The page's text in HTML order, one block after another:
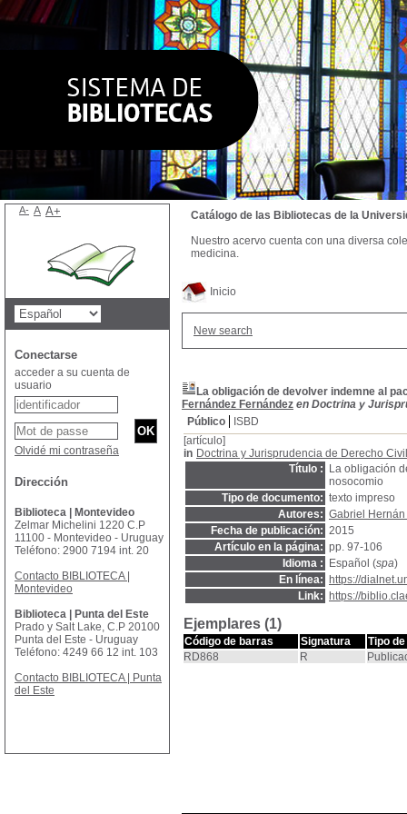
Inicio
New search
La obligación de devolver indemne al
Fernández Fernández en Doctrina y
Público
ISBD
[artículo]
in Doctrina y Jurisprudencia de Derecho Civil
Título :
La obligación
nosocomio
Tipo de documento: texto impreso
Autores: Gabriel
Fecha de publicación: 2015
Artículo en la página: pp. 97-106
Idioma :
Español (spa)
En línea:
https://
Link:
https://
Ejemplares (1)
Código de barras Signatura
Tipo
RD868
R
Catálogo de las Bibliotecas de la
Nuestro acervo cuenta con una diversa
medicina.
A- A A+
Conectarse
acceder a su cuenta de
usuario
Olvidé mi contraseña
Dirección
Biblioteca | Montevideo
Zelmar Michelini 1220 C.P
11100 - Montevideo - Uruguay
Teléfono: 2900 7194 int. 20
Contacto BIBLIOTECA |
Montevideo
Biblioteca | Punta del Este
Prado y Salt Lake, C.P 20100
Punta del Este - Uruguay
Teléfono: 4249 66 12 int. 103
Contacto BIBLIOTECA | Punta
del Este